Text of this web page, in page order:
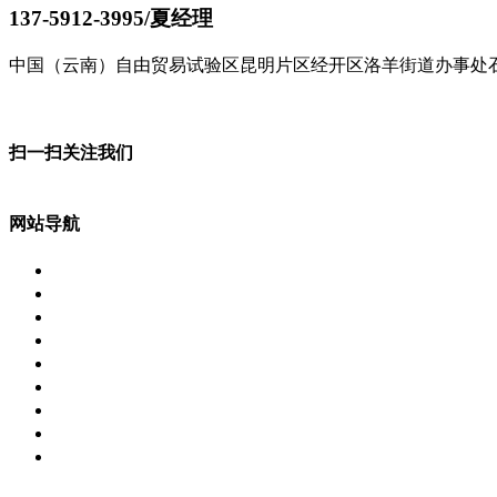
137-5912-3995/夏经理
中国（云南）自由贸易试验区昆明片区经开区洛羊街道办事处
扫一扫关注我们
网站导航